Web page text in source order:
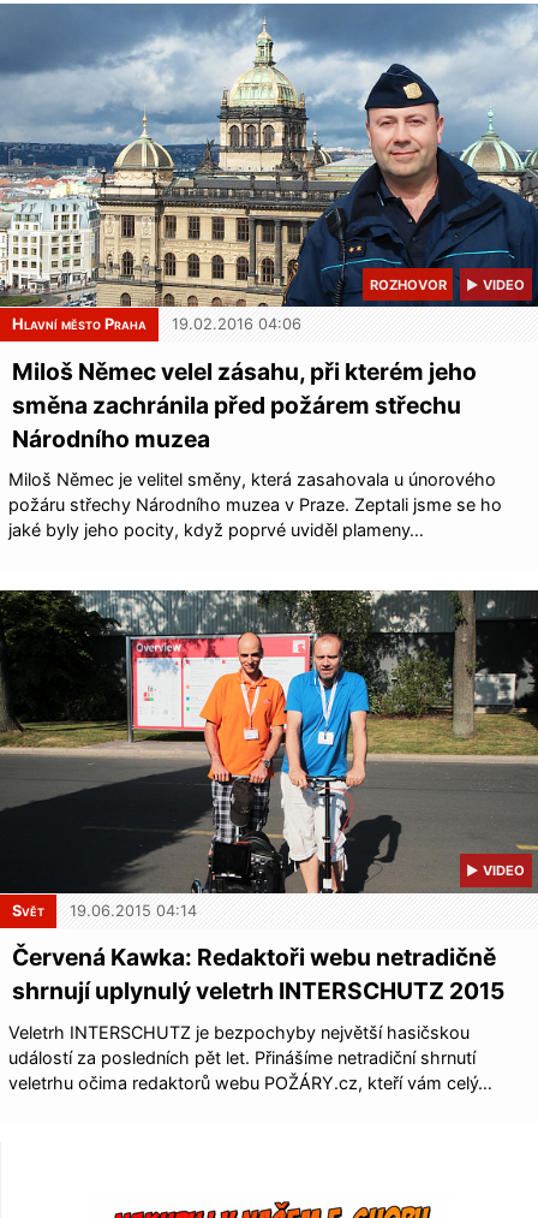
▶ VIDEO
ROZHOVOR
Hlavní město Praha 19.02.2016 04:06
Miloš Němec velel zásahu, při kterém jeho
směna zachránila před požárem střechu
Národního muzea
Miloš Němec je velitel směny, která zasahovala u únorového
požáru střechy Národního muzea v Praze. Zeptali jsme se ho
jaké byly jeho pocity, když poprvé uviděl plameny…
▶ VIDEO
Svět 19.06.2015 04:14
Červená Kawka: Redaktoři webu netradičně
shrnují uplynulý veletrh INTERSCHUTZ 2015
Veletrh INTERSCHUTZ je bezpochyby největší hasičskou
událostí za posledních pět let. Přinášíme netradiční shrnutí
veletrhu očima redaktorů webu POŽÁRY.cz, kteří vám celý…